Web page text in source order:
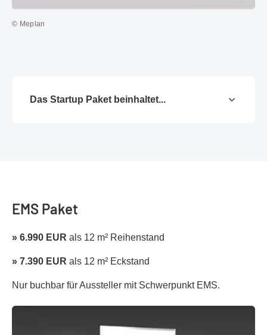
© Meplan
Das Startup Paket beinhaltet...
EMS Paket
» 6.990 EUR als 12 m² Reihenstand
» 7.390 EUR als 12 m² Eckstand
Nur buchbar für Aussteller mit Schwerpunkt EMS.